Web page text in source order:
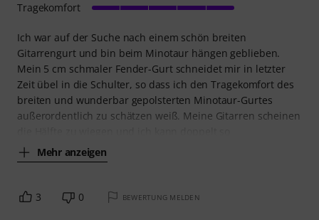
Ich war auf der Suche nach einem schön breiten
Gitarrengurt und bin beim Minotaur hängen geblieben.
Mein 5 cm schmaler Fender-Gurt schneidet mir in letzter
Zeit übel in die Schulter, so dass ich den Tragekomfort des
breiten und wunderbar gepolsterten Minotaur-Gurtes
außerordentlich zu schätzen weiß. Meine Gitarren scheinen
Mehr anzeigen
Tragekomfort
3 0 BEWERTUNG MELDEN